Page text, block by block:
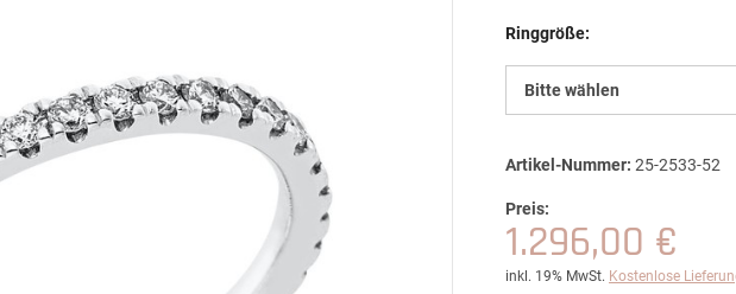
Ringgröße:
Bitte wählen
Artikel-Nummer: 25-2533-52
Preis:
1.296,00 €
inkl. 19% MwSt. Kostenlose